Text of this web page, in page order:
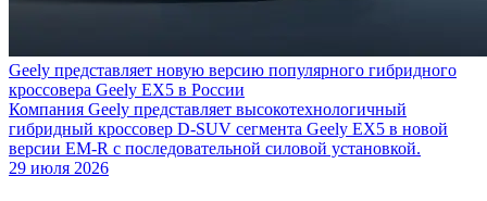
Geely представляет новую версию популярного гибридного
кроссовера Geely EX5 в России
Компания Geely представляет высокотехнологичный
гибридный кроссовер D-SUV сегмента Geely EX5 в новой
версии EM-R с последовательной силовой установкой.
29 июля 2026